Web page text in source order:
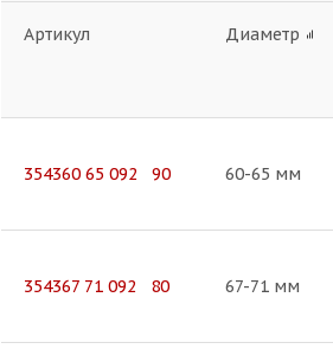
Артикул Диаметр
354360 65 092 90 60-65 мм
354367 71 092 80 67-71 мм